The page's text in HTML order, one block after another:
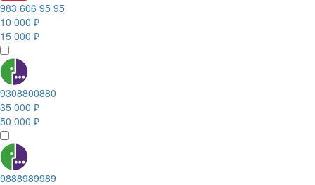
983 606 95 95
10 000 ₽
15 000 ₽
9308800880
35 000 ₽
50 000 ₽
9888989989